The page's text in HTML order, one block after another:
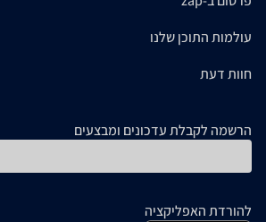
עולמות התוכן שלנו
חוות דעת
הרשמה לקבלת עדכונים ומבצעים
להורדת האפליקציה